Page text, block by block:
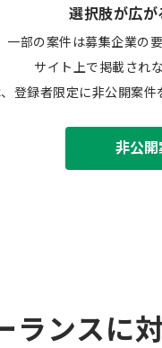
選択肢が広が
一部の案件は募集企業の
サイト上で掲載され
登録者限定に非公開案
非公
ランスに